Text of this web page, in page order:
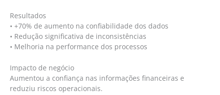
Resultados
• +70% de aumento na confiabilidade dos dados
• Redução significativa de inconsistências
• Melhoria na performance dos processos
Impacto de negócio
Aumentou a confiança nas informações financeiras e
reduziu riscos operacionais.